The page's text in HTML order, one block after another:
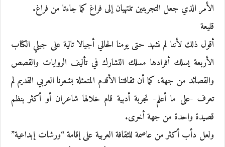
الأمر الذي جعل التجربتين تنتهيان إلى فراغ كما جاءتا من فراغ.
قليعة
أقول ذلك لأننا لم نشهد حتى يومنا الحالي أجيالا تالية على جيلي الكتاب
الأربعة يسلك أفرادها مسلك التشارك في تأليف الروايات والقصص
والقصائد من جهة، كما أن ثقافتنا الأقدم المتمثلة بشعرنا العربي القديم لم
تعرف -على ما أعلم- تجربة أدبية قام خلالها شاعران أو أكثر بنظم
قصيدة واحدة من جهة أخرى.
ولعل دأب أكثر من عاصمة للثقافة العربية على إقامة “ورشات إبداعية”